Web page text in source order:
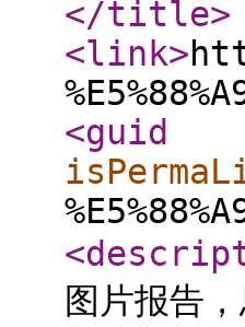
</title>
<link>
<guid
图片报告